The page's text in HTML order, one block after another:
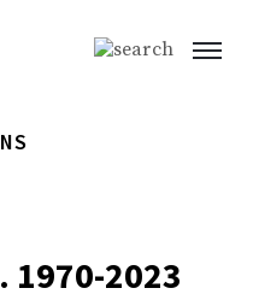
1970-2023